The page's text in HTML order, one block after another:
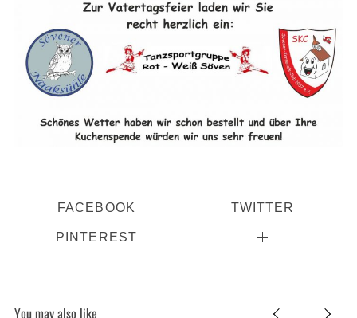
FACEBOOK TWITTER
PINTEREST
You may also like